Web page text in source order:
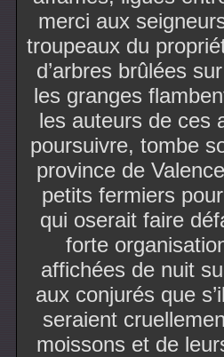
merci aux
troupeaux du
d’arbres brûlées
les granges
les auteurs de ces
poursuivre, tombe
province de
petits fermiers
qui oserait faire
forte
affichées de nuit
aux conjurés que
seraient
moissons et de